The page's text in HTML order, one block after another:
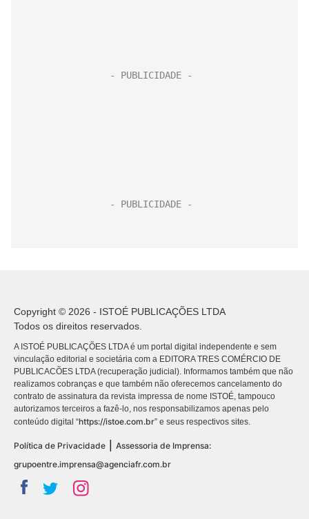
Copyright © 2026 - ISTOÉ PUBLICAÇÕES LTDA
Todos os direitos reservados.
A ISTOÉ PUBLICAÇÕES LTDA é um portal digital independente e sem
vinculação editorial e societária com a EDITORA TRES COMÉRCIO DE
PUBLICACÕES LTDA (recuperação judicial). Informamos também que não
realizamos cobranças e que também não oferecemos cancelamento do
contrato de assinatura da revista impressa de nome ISTOÉ, tampouco
autorizamos terceiros a fazê-lo, nos responsabilizamos apenas pelo
conteúdo digital “https://istoe.com.br” e seus respectivos sites.
Política de Privacidade
Assessoria de Imprensa:
grupoentre.imprensa@agenciafr.com.br